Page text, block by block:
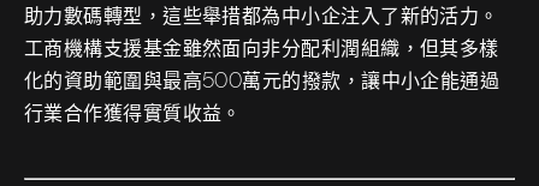
助力數碼轉型，這些舉措都為中小企注入了新的活力。
工商機構支援基金雖然面向非分配利潤組織，但其多樣
化的資助範圍與最高500萬元的撥款，讓中小企能通過
行業合作獲得實質收益。